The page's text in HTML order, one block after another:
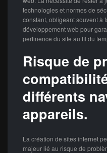
technologies et normes de
constant, obligeant souvent à
développement web pour
pertinence du site au fil du
Risque de
différents
appareils.
La création de sites internet
majeur lié au risque de